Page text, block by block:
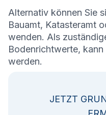
Alternativ können Sie
Bauamt, Katasteramt
wenden. Als
Bodenrichtwerte,
werden.
JETZT